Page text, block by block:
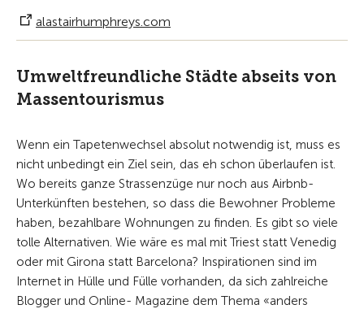
alastairhumphreys.com
Umweltfreundliche Städte abseits von
Massentourismus
Wenn ein Tapetenwechsel absolut notwendig ist, muss es
nicht unbedingt ein Ziel sein, das eh schon überlaufen ist.
Wo bereits ganze Strassenzüge nur noch aus Airbnb-
Unterkünften bestehen, so dass die Bewohner Probleme
haben, bezahlbare Wohnungen zu finden. Es gibt so viele
tolle Alternativen. Wie wäre es mal mit Triest statt Venedig
oder mit Girona statt Barcelona? Inspirationen sind im
Internet in Hülle und Fülle vorhanden, da sich zahlreiche
Blogger und Online- Magazine dem Thema «anders